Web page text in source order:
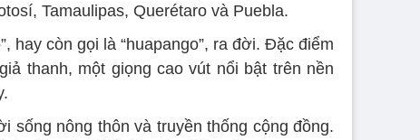
Tamaulipas, Querétaro và Puebla.
hay còn gọi là “huapango”, ra đời. Đặc điểm
thanh, một giọng cao vút nổi bật trên nền
sống nông thôn và truyền thống cộng đồng.